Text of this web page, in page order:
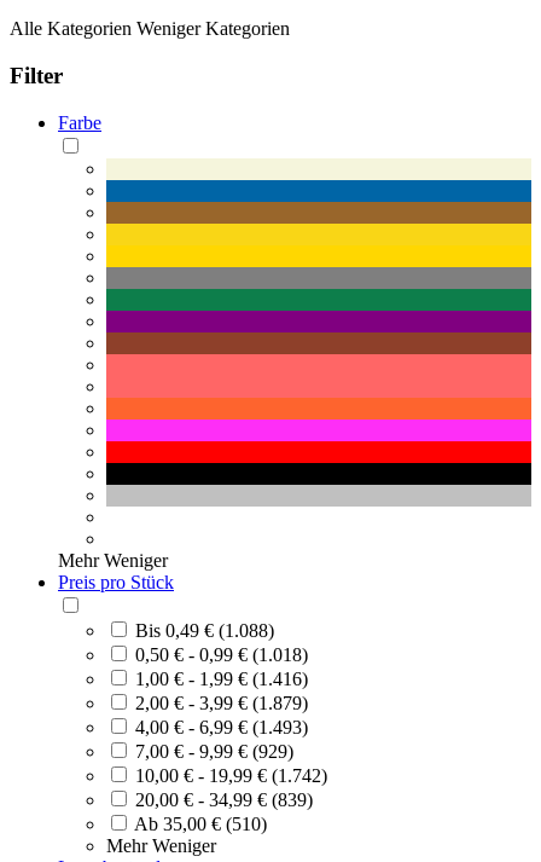
Alle Kategorien Weniger Kategorien
Filter
Farbe
Mehr Weniger
Preis pro Stück
Bis 0,49 € (1.088)
0,50 € - 0,99 € (1.018)
1,00 € - 1,99 € (1.416)
2,00 € - 3,99 € (1.879)
4,00 € - 6,99 € (1.493)
7,00 € - 9,99 € (929)
10,00 € - 19,99 € (1.742)
20,00 € - 34,99 € (839)
Ab 35,00 € (510)
Mehr Weniger